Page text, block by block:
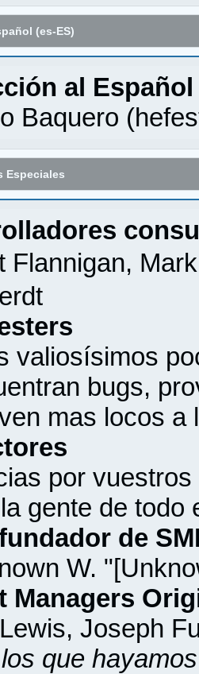
(es-ES)
al Español
Baquero (
Especiales
Flannigan,
valiosísimos
bugs,
mas locos a
por
gente de todo
de
W.
Managers
Joseph
que